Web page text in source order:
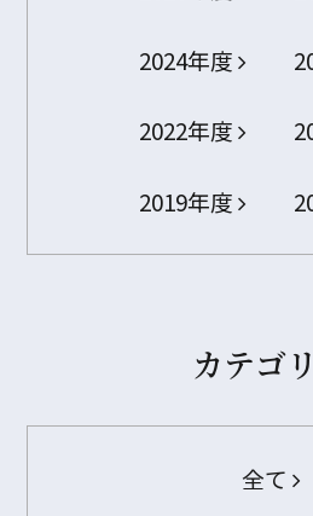
2024年度
2022年度
2019年度
カテゴ
全て